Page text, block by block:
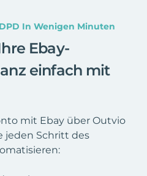
In Wenigen Minuten
Ebay-
einfach mit
mit Ebay über Outvio
jeden Schritt des